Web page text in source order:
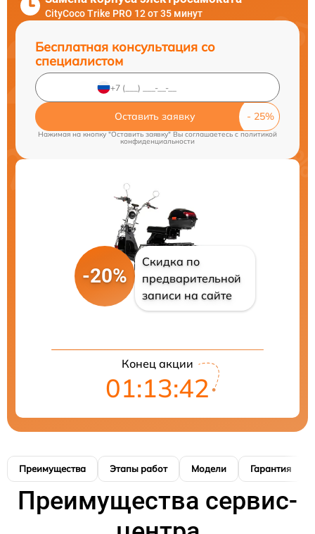
CityCoco Trike PRO 12 от 35 минут
Бесплатная консультация со
специалистом
Оставить заявку
Нажимая на кнопку "Оставить заявку" Вы соглашаетесь cполитикой
конфиденциальности
-20%
Скидка по
предварительной
записи на сайте
Конец акции
01:13:41
Преимущества Этапы работ Модели Гарантия
Преимущества сервис-